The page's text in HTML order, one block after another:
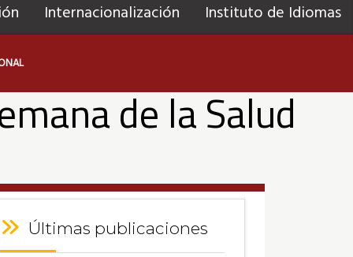
Internacionalización Instituto de Idiomas
de la Salud
Últimas publicaciones